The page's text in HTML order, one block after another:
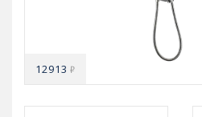
12913₽